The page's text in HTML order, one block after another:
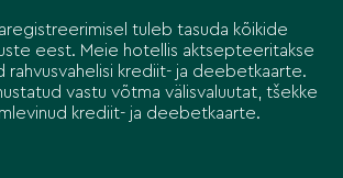
tuleb tasuda kõikide
eest. Meie hotellis aktsepteeritakse
rahvusvahelisi krediit- ja deebetkaarte.
vastu võtma välisvaluutat, tšekke
krediit- ja deebetkaarte.